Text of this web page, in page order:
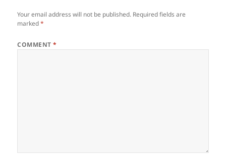
Your email address will not be published. Required fields are
marked*
COMMENT*